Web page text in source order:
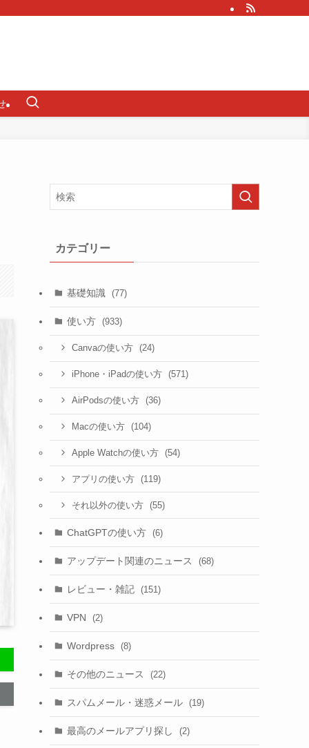
カテゴリー
基礎知識 (77)
使い方 (933)
Canvaの使い方 (24)
iPhone・iPadの使い方 (571)
AirPodsの使い方 (36)
Macの使い方 (104)
Apple Watchの使い方 (54)
アプリの使い方 (119)
それ以外の使い方 (55)
ChatGPTの使い方 (6)
アップデート関連のニュース (68)
レビュー・雑記 (151)
VPN (2)
Wordpress (8)
その他のニュース (22)
スパムメール・迷惑メール (19)
最高のメールアプリ探し (2)